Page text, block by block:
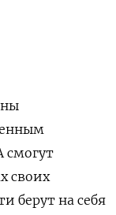
смогут
своих
берут на себя